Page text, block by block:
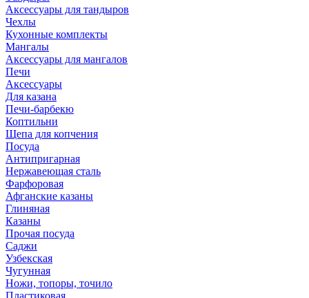
Аксессуары для тандыров
Чехлы
Кухонные комплекты
Мангалы
Аксессуары для мангалов
Печи
Аксессуары
Для казана
Печи-барбекю
Коптильни
Щепа для копчения
Посуда
Антипригарная
Нержавеющая сталь
Фарфоровая
Афганские казаны
Глиняная
Казаны
Прочая посуда
Саджи
Узбекская
Чугунная
Ножи, топоры, точило
Пластиковая